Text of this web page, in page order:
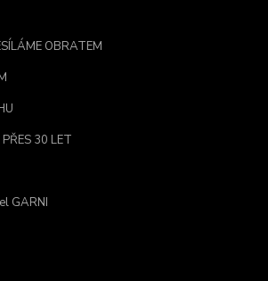
OBRATEM
PŘES 30 LET
GARNI